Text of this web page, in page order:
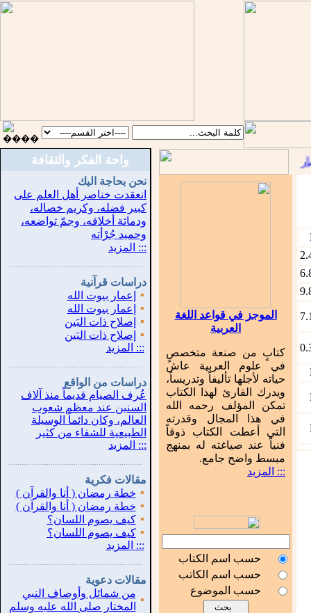
واحة الفكر والثقافة
نحن بحاجة اليك
انعقدت خناصر أهل العلم على
كبير فضله، وكريم خصاله،
ودماثة أخلاقه، وجمّ تواضعه،
وحميد جُرْأته
::: المزيد
دراسات قرآنية
▪
إعمار بيوت الله
▪
إعمار بيوت الله
▪
إصلاح ذات البَين
▪
إصلاح ذات البَين
::: المزيد
دراسات من الواقع
عُرف الصيام قديماً منذ آلاف
السنين عند معظم شعوب
العالم، وكان دائماً الوسيلة
الطبيعية للشفاء من كثير
::: المزيد
مقالات فكرية
▪ خطة رمضان ( أنا والقرآن )
▪ خطة رمضان ( أنا والقرآن )
▪ كيف يصوم اللسان؟
▪ كيف يصوم اللسان؟
::: المزيد
مقالات دعوية
▪
من شمائل وأوصاف النبي
المختار صلى الله عليه وسلم
::
الموجز في قواعد اللغة
العربية
كتابٍ من صنعة متخصصٍ
في علوم العربية عاش
حياته لأجلها تأليفاً وتدريساً،
ويدرك القارئ لهذا الكتاب
تمكن المؤلف رحمه الله
في هذا المجال وقدرته
التي أعطت الكتاب ذوقاً
فنياً عند صياغته له بمنهج
مبسط واضح جامع.
::: المزيد
حسب اسم الكتاب
حسب اسم الكاتب
حسب الموضوع